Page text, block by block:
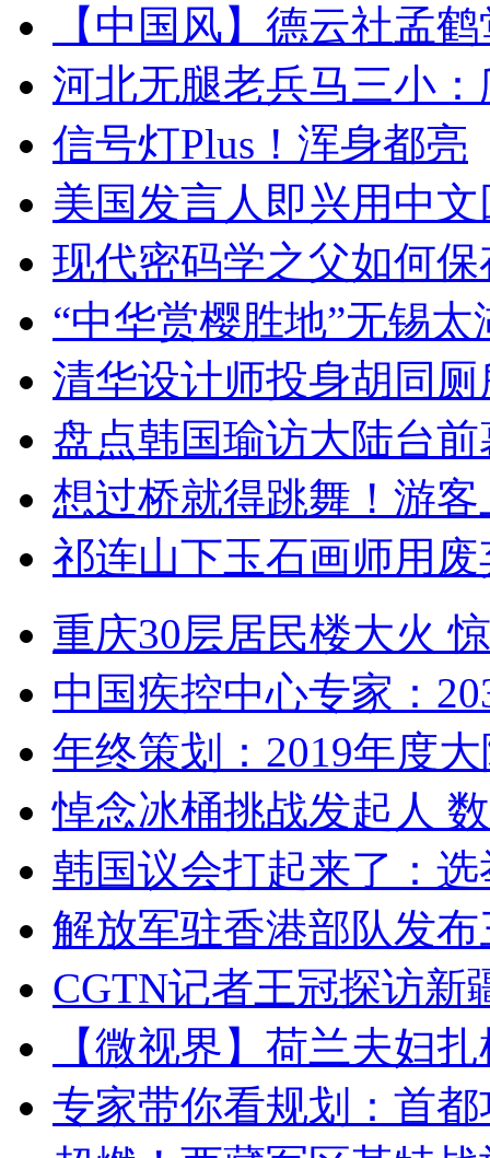
【中国风】德云社孟
河北无腿老兵马三小
信号灯Plus！浑身都亮
美国发言人即兴用中
现代密码学之父如何
“中华赏樱胜地”无锡
清华设计师投身胡同
盘点韩国瑜访大陆台
想过桥就得跳舞！游客
祁连山下玉石画师用
重庆30层居民楼大火
中国疾控中心专家：
年终策划：2019年度
悼念冰桶挑战发起人
韩国议会打起来了：
解放军驻香港部队发
CGTN记者王冠探访新
【微视界】荷兰夫妇
专家带你看规划：首